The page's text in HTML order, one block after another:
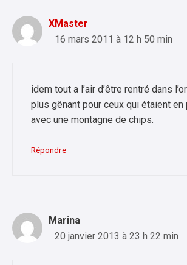
XMaster
16 mars 2011 à 12 h 50 min
idem tout a l’air d’être rentré dans
plus gênant pour ceux qui étaient en
avec une montagne de chips.
Répondre
Marina
20 janvier 2013 à 23 h 22 min